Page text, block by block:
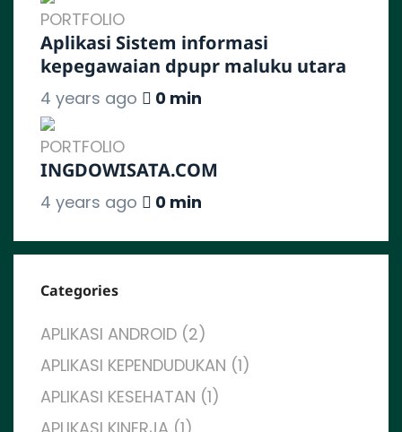
PORTFOLIO
Aplikasi Sistem informasi
kepegawaian dpupr maluku utara
4 years ago 0 min
PORTFOLIO
INGDOWISATA.COM
4 years ago 0 min
Categories
APLIKASI ANDROID (2)
APLIKASI KEPENDUDUKAN (1)
APLIKASI KESEHATAN (1)